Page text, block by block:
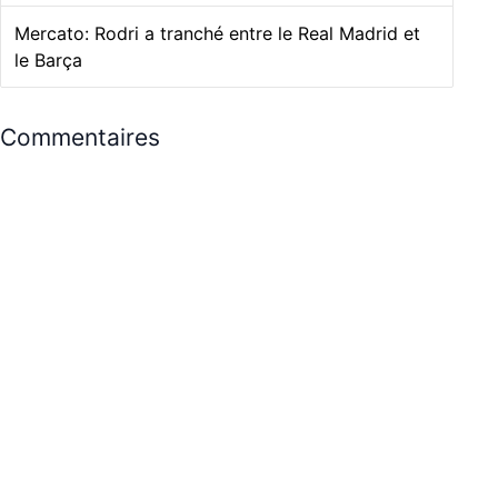
Mercato: Rodri a tranché entre le Real Madrid et
le Barça
Commentaires